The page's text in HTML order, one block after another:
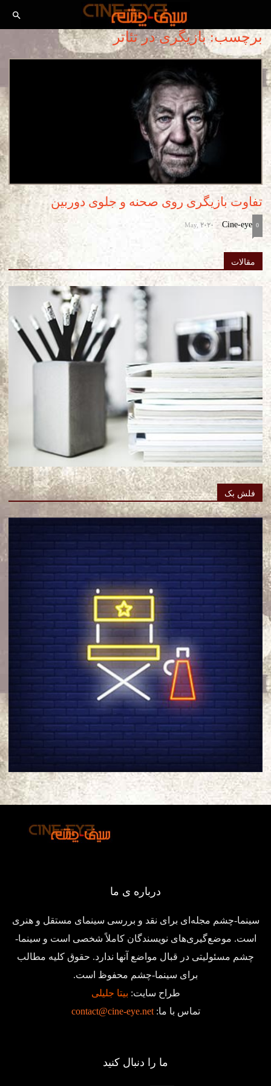
برچسب: بازیگری در تئاتر
تفاوت بازیگری روی صحنه و جلوی دوربین
Cine-eye
-
May, 2020 0
مقالات
فلش بک
درباره ی ما
سینما-چشم مجله‌ای برای نقد و بررسی سینمای مستقل و هنری
است. موضع‌گیری‌های نویسندگان کاملاً شخصی است و سینما-
چشم مسئولیتی در قبال مواضع آنها ندارد. حقوق کلیه مطالب
برای سینما-چشم محفوظ است.
طراح سایت: بیتا جلیلی
تماس با ما:contact@cine-eye.net
ما را دنبال کنید